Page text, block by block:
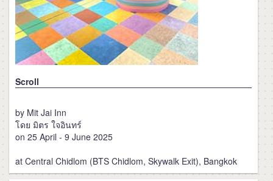
Scroll
by Mit Jai Inn
โดย มิตร ใจอินทร์
on 25 April - 9 June 2025
at Central Chidlom (BTS Chidlom, Skywalk Exit), Bangkok